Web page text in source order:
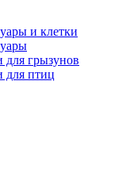
и клетки
для грызунов
для птиц